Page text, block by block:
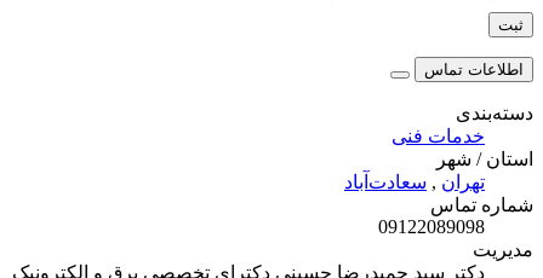
اطلاعات تماس
دسته‌بندی
خدمات فنی
استان / شهر
تهران, سعادت‌آباد
شماره تماس
09122089098
مدیریت
دکتر سید حمیدرضا حسینی دکترای تخصصی برق و الکترونیک